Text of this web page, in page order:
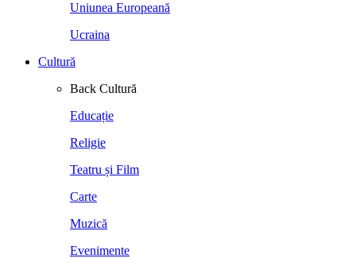
Uniunea Europeană
Ucraina
Cultură
Back Cultură
Educație
Religie
Teatru și Film
Carte
Muzică
Evenimente